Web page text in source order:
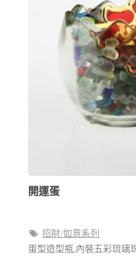
開運蛋
招財/如意系列
蛋型造型瓶,內裝五彩琉璃